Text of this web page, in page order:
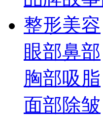
整形美容
眼部鼻部
胸部吸脂
面部除皱